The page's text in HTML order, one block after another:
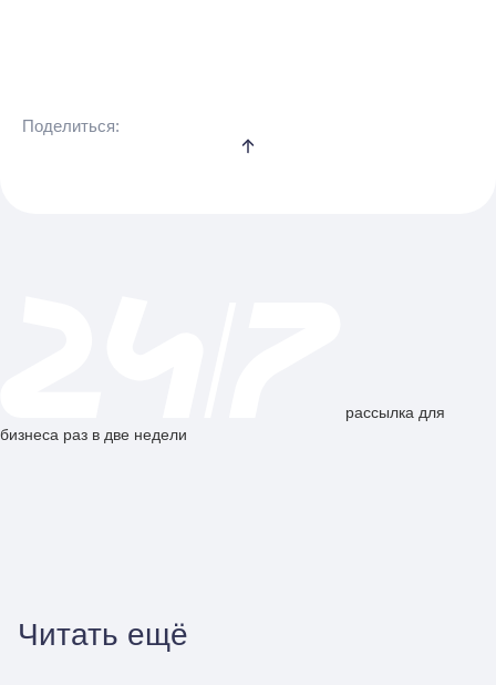
Поделиться:
рассылка для
бизнеса раз в две недели
Читать ещё